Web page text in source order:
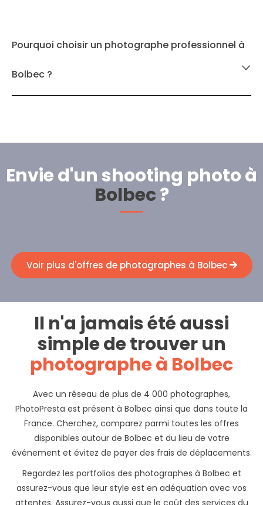
Pourquoi choisir un photographe professionnel à
Bolbec ?
Envie d'un shooting photo à
Bolbec?
Voir plus d'offres de photographes à Bolbec
Il n'a jamais été aussi
simple de trouver un
photographe à Bolbec
Avec un réseau de plus de 4 000 photographes,
PhotoPresta est présent à Bolbec ainsi que dans toute la
France. Cherchez, comparez parmi toutes les offres
disponibles autour de Bolbec et du lieu de votre
événement et évitez de payer des frais de déplacements.
Regardez les portfolios des photographes à Bolbec et
assurez-vous que leur style est en adéquation avec vos
attentes. Assurez-vous aussi que le coût des services du